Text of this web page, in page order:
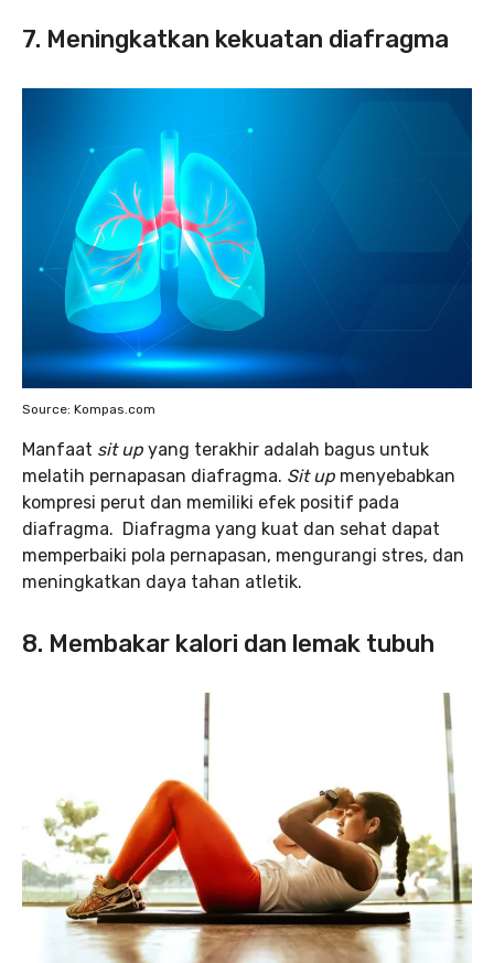
7. Meningkatkan kekuatan diafragma
Source: Kompas.com
Manfaat sit up yang terakhir adalah bagus untuk
melatih pernapasan diafragma. Sit up menyebabkan
kompresi perut dan memiliki efek positif pada
diafragma. Diafragma yang kuat dan sehat dapat
memperbaiki pola pernapasan, mengurangi stres, dan
meningkatkan daya tahan atletik.
8. Membakar kalori dan lemak tubuh